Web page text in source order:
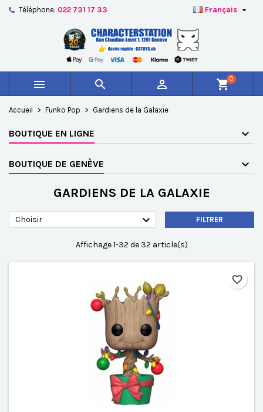
Téléphone: 022 731 17 33 Français 
   shopping_cart0
Accueil Funko Pop Gardiens de la Galaxie
BOUTIQUE EN LIGNE
BOUTIQUE DE GENÈVE
GARDIENS DE LA GALAXIE
Choisir  FILTRER
Affichage 1-32 de 32 article(s)
favorite_border
Créer une nouvelle liste
((confirmMessage))
((cancelText)) ((modalDeleteText))
Nom de la liste d'envies
Annuler Créer une liste d'envies
Vous devez être connecté pour ajouter des produits à
votre liste d'envies.